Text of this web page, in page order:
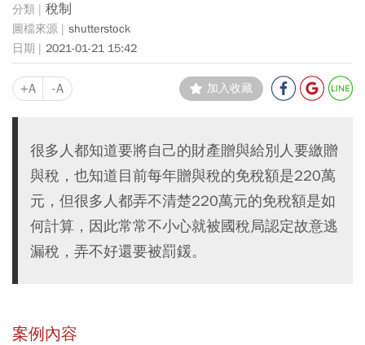
稅制
shutterstock
2021-01-21 15:42
+A -A 加入收藏
很多人都知道要將自己的財產贈與給別人要繳贈
與稅，也知道目前每年贈與稅的免稅額是220萬
元，但很多人都弄不清楚220萬元的免稅額是如
何計算，因此常常不小心就被國稅局認定故意逃
漏稅，弄不好還要被罰鍰。
案例內容